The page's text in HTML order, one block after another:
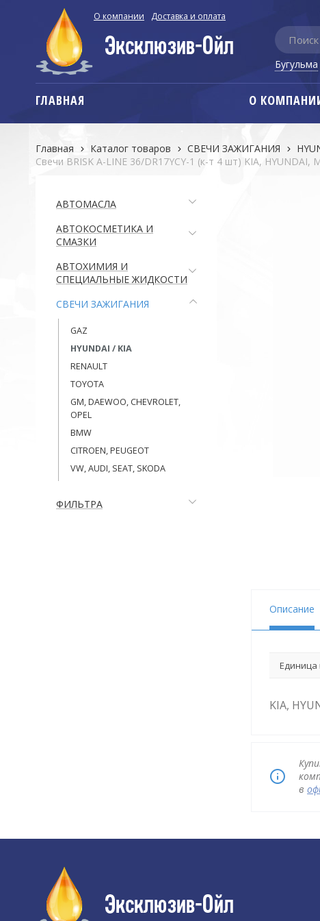
О компании Доставка и оплата
Бугульма
ГЛАВНАЯ О
Главная Каталог товаров СВЕЧИ ЗАЖИГАНИЯ
Свечи BRISK A-LINE 36/DR17YCY-1 (к-т 4 шт) KIA, HYUNDAI,
АВТОМАСЛА
АВТОКОСМЕТИКА И
СМАЗКИ
АВТОХИМИЯ И
СПЕЦИАЛЬНЫЕ ЖИДКОСТИ
СВЕЧИ ЗАЖИГАНИЯ
GAZ
HYUNDAI / KIA
RENAULT
TOYOTA
GM, DAEWOO, CHEVROLET,
OPEL
BMW
CITROEN, PEUGEOT
VW, AUDI, SEAT, SKODA
ФИЛЬТРА
Описание
Единица
KIA,
в